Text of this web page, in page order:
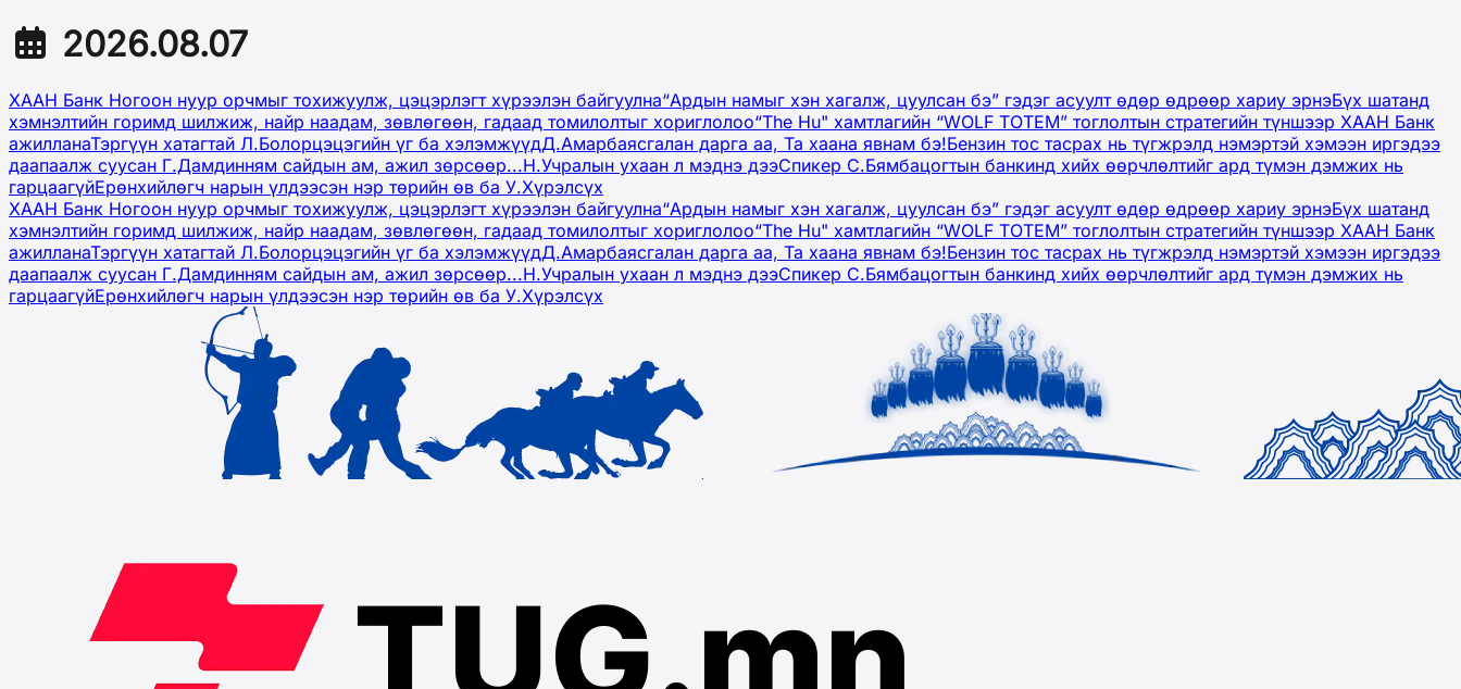
2026.08.07
ХААН Банк Ногоон нуур орчмыг тохижуулж, цэцэрлэгт хүрээлэн байгуулна“Ардын намыг хэн хагалж, цуулсан бэ” гэдэг асуулт өдөр өдрөөр хариу эрнэБүх шатанд
хэмнэлтийн горимд шилжиж, найр наадам, зөвлөгөөн, гадаад томилолтыг хориглолоо“The Hu" хамтлагийн “WOLF TOTEM” тоглолтын стратегийн түншээр ХААН Банк
ажилланаТэргүүн хатагтай Л.Болорцэцэгийн үг ба хэлэмжүүдД.Амарбаясгалан дарга аа, Та хаана явнам бэ!Бензин тос тасрах нь түгжрэлд нэмэртэй хэмээн иргэдээ
даапаалж суусан Г.Дамдинням сайдын ам, ажил зөрсөөр...Н.Учралын ухаан л мэднэ дээСпикер С.Бямбацогтын банкинд хийх өөрчлөлтийг ард түмэн дэмжих нь
гарцаагүйЕрөнхийлөгч нарын үлдээсэн нэр төрийн өв ба У.Хүрэлсүх
ХААН Банк Ногоон нуур орчмыг тохижуулж, цэцэрлэгт хүрээлэн байгуулна“Ардын намыг хэн хагалж, цуулсан бэ” гэдэг асуулт өдөр өдрөөр хариу эрнэБүх шатанд
хэмнэлтийн горимд шилжиж, найр наадам, зөвлөгөөн, гадаад томилолтыг хориглолоо“The Hu" хамтлагийн “WOLF TOTEM” тоглолтын стратегийн түншээр ХААН Банк
ажилланаТэргүүн хатагтай Л.Болорцэцэгийн үг ба хэлэмжүүдД.Амарбаясгалан дарга аа, Та хаана явнам бэ!Бензин тос тасрах нь түгжрэлд нэмэртэй хэмээн иргэдээ
даапаалж суусан Г.Дамдинням сайдын ам, ажил зөрсөөр...Н.Учралын ухаан л мэднэ дээСпикер С.Бямбацогтын банкинд хийх өөрчлөлтийг ард түмэн дэмжих нь
гарцаагүйЕрөнхийлөгч нарын үлдээсэн нэр төрийн өв ба У.Хүрэлсүх